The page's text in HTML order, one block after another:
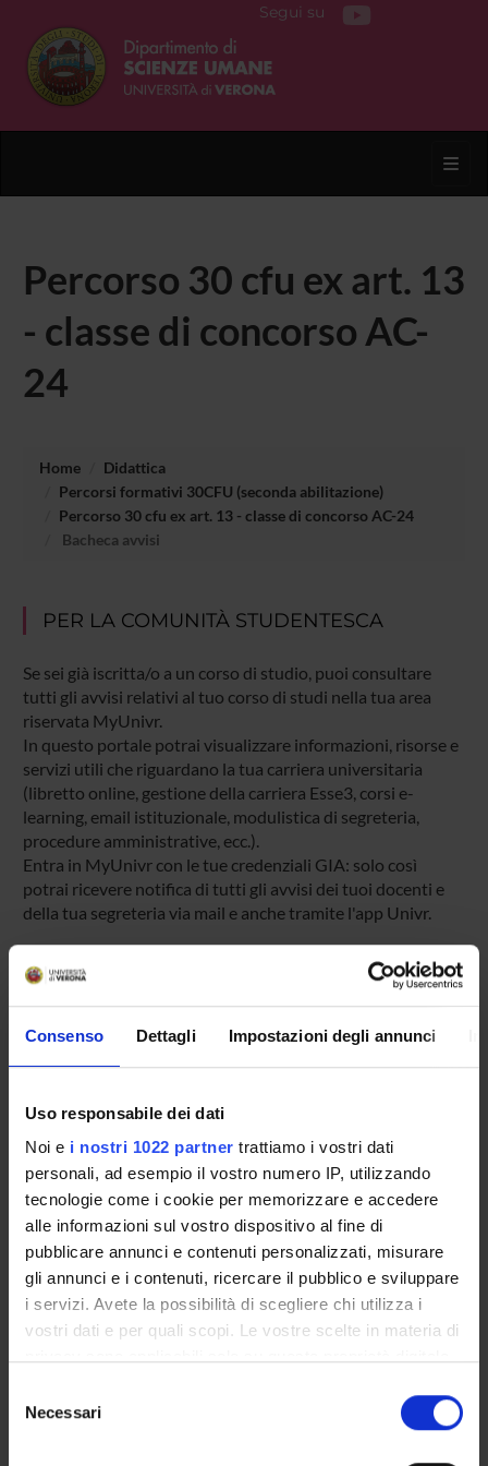
Consenso Dettagli Impostazioni degli annunci
Uso responsabile dei dati
Noi e i nostri 1022 partner trattiamo i vostri dati
personali, ad esempio il vostro numero IP, utilizzando
tecnologie come i cookie per memorizzare e accedere
alle informazioni sul vostro dispositivo al fine di
pubblicare annunci e contenuti personalizzati, misurare
gli annunci e i contenuti, ricercare il pubblico e sviluppare
i servizi. Avete la possibilità di scegliere chi utilizza i
vostri dati e per quali scopi. Le vostre scelte in materia di
modificare o revocare il proprio consenso in qualsiasi
momento dalla Dichiarazione sui cookie o facendo clic
delNecessari
Segui su
Percorso 30 cfu ex art. 13
- classe di concorso AC-
24
Home
Didattica
Percorsi formativi 30CFU (seconda abilitazione)
Percorso 30 cfu ex art. 13 - classe di concorso AC-24
Bacheca avvisi
PER LA COMUNITÀ STUDENTESCA
Se sei già iscritta/o a un corso di studio, puoi consultare
tutti gli avvisi relativi al tuo corso di studi nella tua area
riservata MyUnivr.
In questo portale potrai visualizzare informazioni, risorse e
servizi utili che riguardano la tua carriera universitaria
(libretto online, gestione della carriera Esse3, corsi e-
learning, email istituzionale, modulistica di segreteria,
procedure amministrative, ecc.).
Entra in MyUnivr con le tue credenziali GIA: solo così
potrai ricevere notifica di tutti gli avvisi dei tuoi docenti e
della tua segreteria via mail e anche tramite l'app Univr.
MYUNIVR
Presentazione
Insegnamenti
Calendario didattico
Orario lezioni
Piani didattici
Bacheca avvisi
Proposte tesi e stage
Organi collegiali e di governo
OFFERTA FORMATIVA